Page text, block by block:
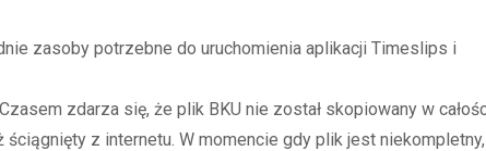
zasoby potrzebne do uruchomienia aplikacji Timeslips i
zdarza się, że plik BKU nie został skopiowany w
ściągnięty z internetu. W momencie gdy plik jest niekompletny,